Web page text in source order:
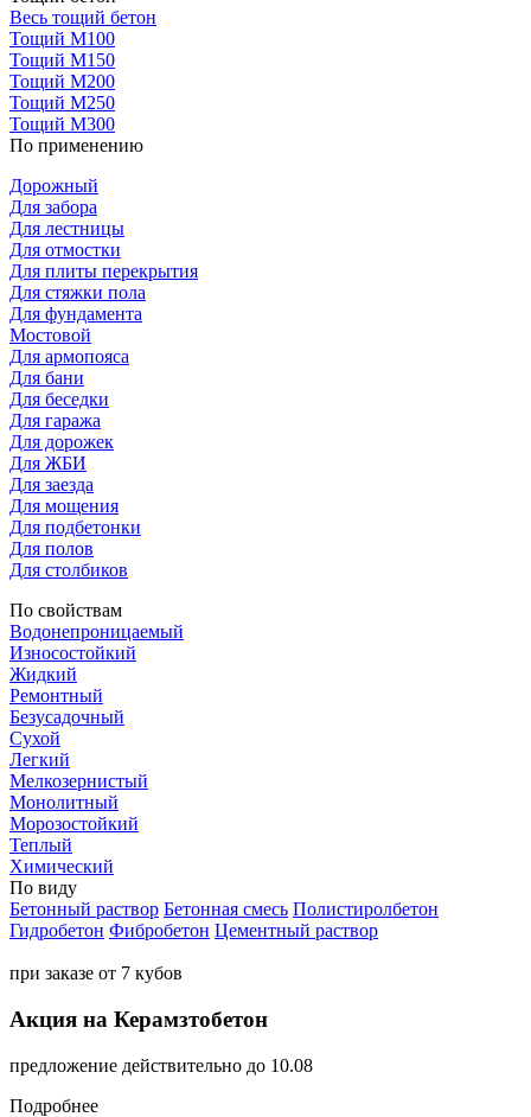
Весь тощий бетон
Тощий М100
Тощий М150
Тощий М200
Тощий М250
Тощий М300
По применению
Дорожный
Для забора
Для лестницы
Для отмостки
Для плиты перекрытия
Для стяжки пола
Для фундамента
Мостовой
Для армопояса
Для бани
Для беседки
Для гаража
Для дорожек
Для ЖБИ
Для заезда
Для мощения
Для подбетонки
Для полов
Для столбиков
По свойствам
Водонепроницаемый
Износостойкий
Жидкий
Ремонтный
Безусадочный
Сухой
Легкий
Мелкозернистый
Монолитный
Морозостойкий
Теплый
Химический
По виду
Бетонный раствор Бетонная смесь Полистиролбетон
Гидробетон Фибробетон Цементный раствор
при заказе от 7 кубов
Акция на Керамзтобетон
предложение действительно до 10.08
Подробнее